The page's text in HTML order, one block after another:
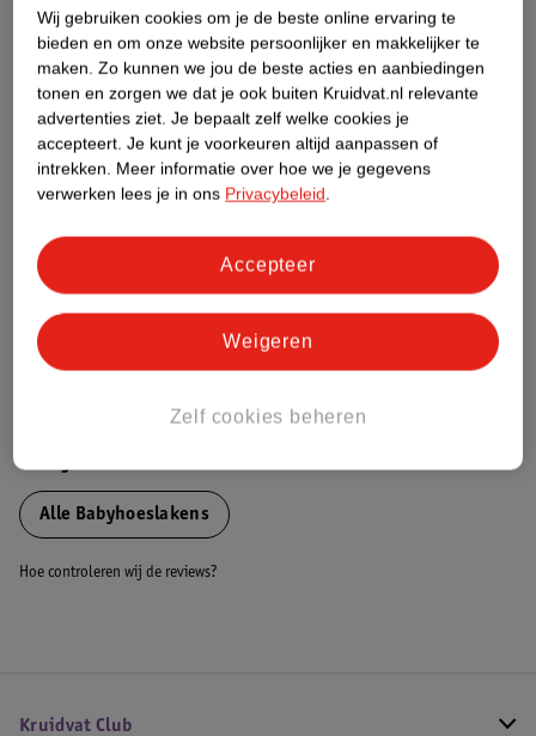
Productinformatie
Etiketinformatie
Nature Impact Score
Meer informatie
Bestel & Bezorginformatie
Bekijk ook
Alle Babyhoeslakens
Hoe controleren wij de reviews?
Kruidvat Club
Wij gebruiken cookies om je de beste online ervaring te
bieden en om onze website persoonlijker en makkelijker te
maken. Zo kunnen we jou de beste acties en aanbiedingen
tonen en zorgen we dat je ook buiten Kruidvat.nl relevante
advertenties ziet. Je bepaalt zelf welke cookies je
accepteert. Je kunt je voorkeuren altijd aanpassen of
intrekken. Meer informatie over hoe we je gegevens
verwerken lees je in ons Privacybeleid.
Zelf cookies beheren
Weigeren
Accepteer